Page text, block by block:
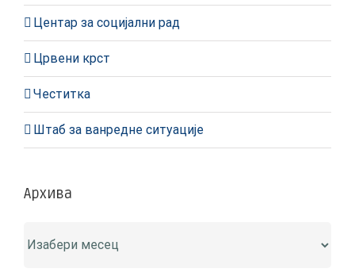
Центар за социјални рад
Црвени крст
Честитка
Штаб за ванредне ситуације
Архива